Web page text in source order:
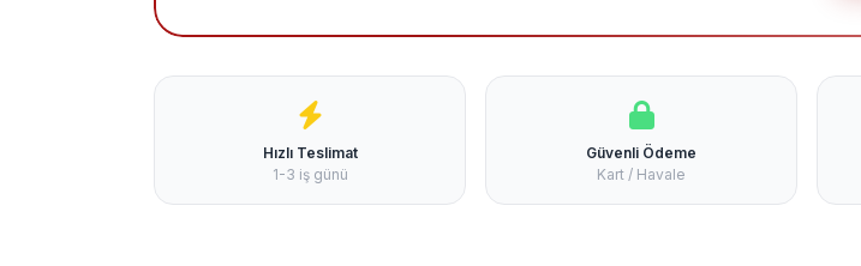
Hızlı Teslimat
1-3 iş günü
Güvenli Ödeme
Kart / Havale